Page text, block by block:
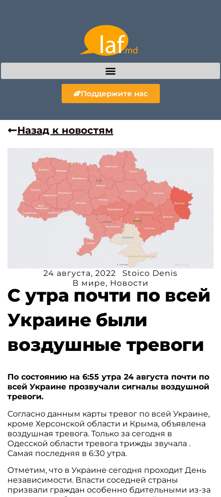
Поддержите нас
Назад к новостям
24 августа, 2022
Stoico Denis
В мире, Новости
C утра почти по всей
Украине были
воздушные тревоги
По состоянию на 6:55 утра 24 августа почти по
всей Украине прозвучали сигналы воздушной
тревоги.
Согласно данным карты тревог по всей Украине,
кроме Херсонской области и Крыма, объявлена
воздушная тревога. Только за сегодня в
Одесской области тревога трижды звучала .
Самая последняя в 6:30 утра.
Отметим, что в Украине сегодня проходит День
независимости. Власти соседней страны
призвали граждан особенно бдительными из-за